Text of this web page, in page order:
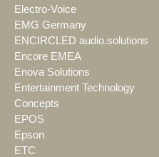
Electro-Voice
EMG Germany
ENCIRCLED audio.solutions
Encore EMEA
Enova Solutions
Entertainment Technology
Concepts
EPOS
Epson
ETC